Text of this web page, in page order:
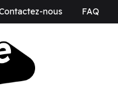
nous FAQ